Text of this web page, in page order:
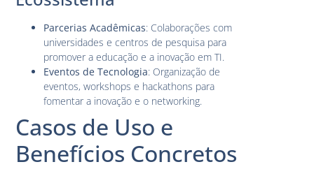
Parcerias Acadêmicas: Colaborações com
universidades e centros de pesquisa para
promover a educação e a inovação em TI.
Eventos de Tecnologia: Organização de
eventos, workshops e hackathons para
fomentar a inovação e o networking.
Casos de Uso e
Benefícios Concretos